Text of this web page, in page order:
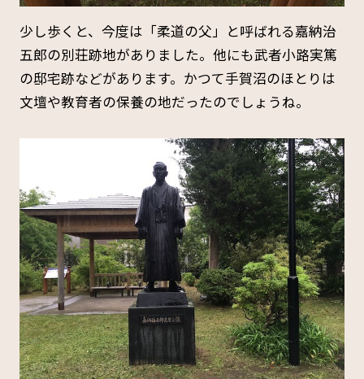
少し歩くと、今度は「柔道の父」と呼ばれる嘉納治
五郎の別荘跡地がありました。他にも武者小路実篤
の邸宅跡などがあります。かつて手賀沼のほとりは
文壇や教育者の保養の地だったのでしょうね。